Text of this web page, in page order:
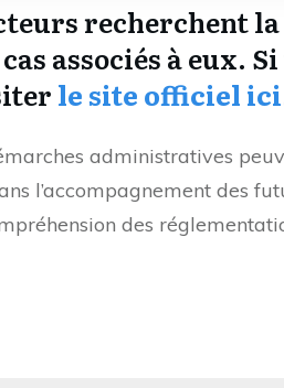
recherchent la
associés à eux.
le site officiel ici
administratives
l’accompagnement des
des